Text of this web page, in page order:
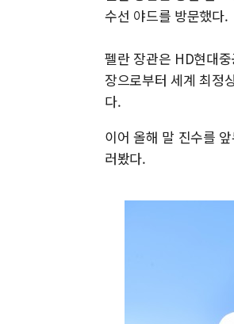
수선 야드를 방문했다.
펠란 장관은 HD현대
장으로부터 세계 최정
다.
이어 올해 말 진수를
러봤다.